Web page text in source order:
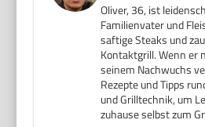
Oliver, 36, ist
Familienvater und
saftige Steaks und
Kontaktgrill. Wenn er
seinem Nachwuchs
Rezepte und Tipps
und Grilltechnik, um
zuhause selbst zum